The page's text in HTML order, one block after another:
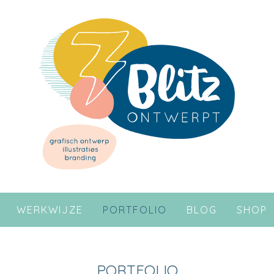
WERKWIJZE PORTFOLIO BLOG SHOP
PORTFOLIO